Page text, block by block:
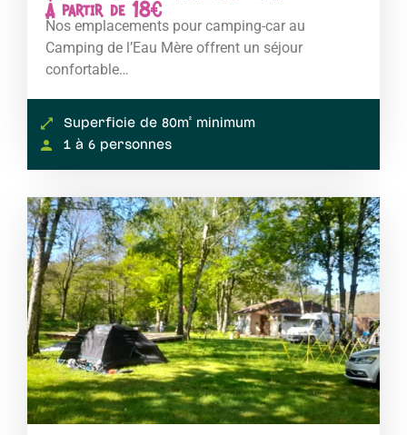
À partir de 18€
Nos emplacements pour camping-car au
Camping de l’Eau Mère offrent un séjour
confortable…
Superficie de 80m² minimum
1 à 6 personnes